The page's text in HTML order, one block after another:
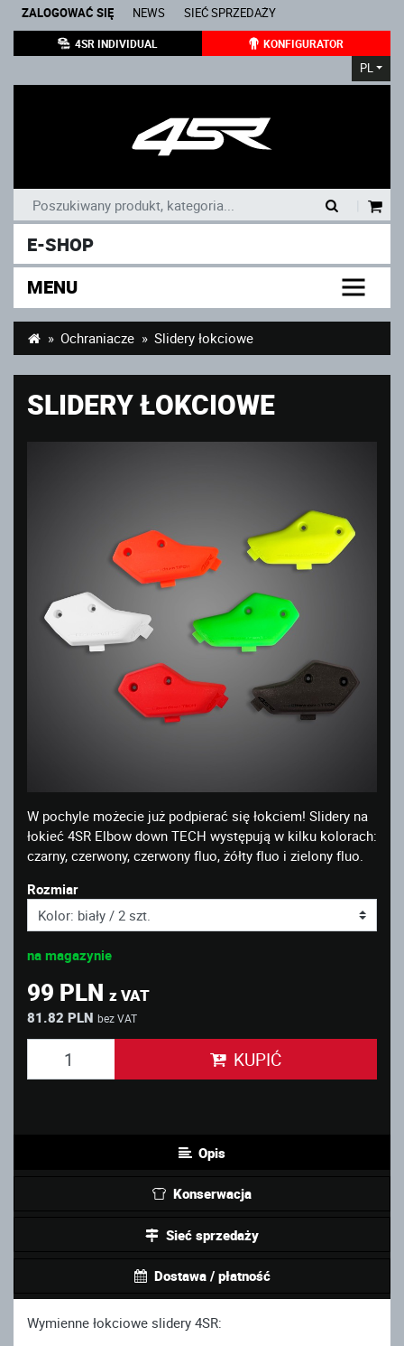
ZALOGOWAĆ SIĘ NEWS SIEĆ SPRZEDAŻY
4SR INDIVIDUAL KONFIGURATOR
PL
E-SHOP
MENU
Ochraniacze Slidery łokciowe
SLIDERY ŁOKCIOWE
W pochyle możecie już podpierać się łokciem! Slidery na
łokieć 4SR Elbow down TECH występują w kilku kolorach:
czarny, czerwony, czerwony fluo, żółty fluo i zielony fluo.
Rozmiar
na magazynie
99 PLN z VAT
81.82 PLN bez VAT
KUPIĆ
Opis
Konserwacja
Sieć sprzedaży
Dostawa / płatność
Wymienne łokciowe slidery 4SR: